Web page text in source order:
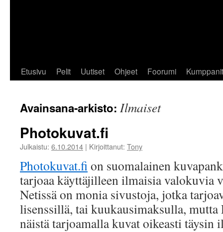
Etusivu Pelit Uutiset Ohjeet Foorumi Kumppanit
Avainsana-arkisto: Ilmaiset
Photokuvat.fi
Julkaistu: 6.10.2014 | Kirjoittanut: Tony
Photokuvat.fion suomalainen
tarjoaa käyttäjilleen ilmaisia valokuvia
Netissä on monia sivustoja, jotka
lisenssillä, tai kuukausimaksulla, mutta
näistä tarjoamalla kuvat oikeasti täysin